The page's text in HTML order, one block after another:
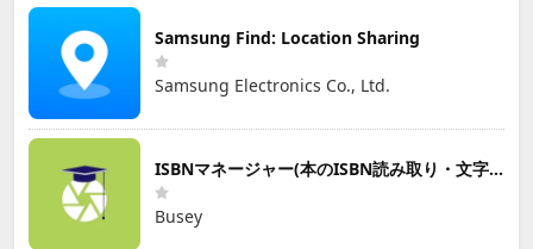
Samsung Find: Location Sharing
Samsung Electronics Co., Ltd.
ISBNマネージャー(本のISBN読み取り・文字認識)
Busey